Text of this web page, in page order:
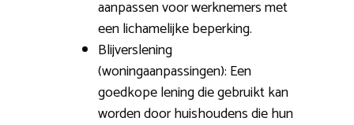
aanpassen voor werknemers met
een lichamelijke beperking.
Blijverslening
(woningaanpassingen): Een
goedkope lening die gebruikt kan
worden door huishoudens die hun